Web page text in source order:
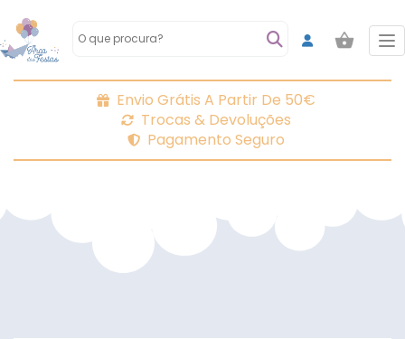
Envio Grátis A Partir De 50€
Trocas & Devoluções
Pagamento Seguro